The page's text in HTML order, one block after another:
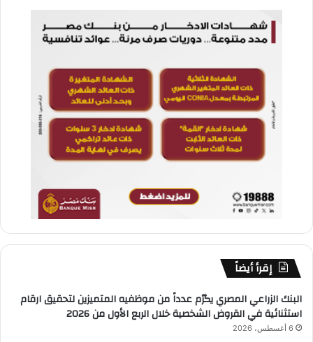
إقرأ أيضاً
البنك الزراعي المصري يكرّم عدداً من موظفيه المتميزين لتحقيق ارقام
استثنائية في القروض الشخصية خلال الربع الأول من 2026
6 أغسطس، 2026